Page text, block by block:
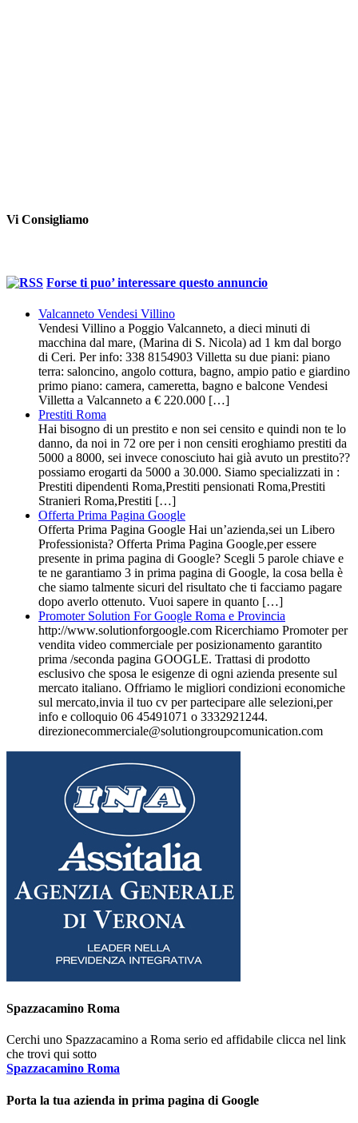
Vi Consigliamo
Forse ti puo’ interessare questo annuncio
Valcanneto Vendesi Villino
Vendesi Villino a Poggio Valcanneto, a dieci minuti di
macchina dal mare, (Marina di S. Nicola) ad 1 km dal borgo
di Ceri. Per info: 338 8154903 Villetta su due piani: piano
terra: saloncino, angolo cottura, bagno, ampio patio e giardino
primo piano: camera, cameretta, bagno e balcone Vendesi
Villetta a Valcanneto a € 220.000 […]
Prestiti Roma
Hai bisogno di un prestito e non sei censito e quindi non te lo
danno, da noi in 72 ore per i non censiti eroghiamo prestiti da
5000 a 8000, sei invece conosciuto hai già avuto un prestito??
possiamo erogarti da 5000 a 30.000. Siamo specializzati in :
Prestiti dipendenti Roma,Prestiti pensionati Roma,Prestiti
Stranieri Roma,Prestiti […]
Offerta Prima Pagina Google
Offerta Prima Pagina Google Hai un’azienda,sei un Libero
Professionista? Offerta Prima Pagina Google,per essere
presente in prima pagina di Google? Scegli 5 parole chiave e
te ne garantiamo 3 in prima pagina di Google, la cosa bella è
che siamo talmente sicuri del risultato che ti facciamo pagare
dopo averlo ottenuto. Vuoi sapere in quanto […]
Promoter Solution For Google Roma e Provincia
http://www.solutionforgoogle.com Ricerchiamo Promoter per
vendita video commerciale per posizionamento garantito
prima /seconda pagina GOOGLE. Trattasi di prodotto
esclusivo che sposa le esigenze di ogni azienda presente sul
mercato italiano. Offriamo le migliori condizioni economiche
sul mercato,invia il tuo cv per partecipare alle selezioni,per
info e colloquio 06 45491071 o 3332921244.
direzionecommerciale@solutiongroupcomunication.com
Spazzacamino Roma
Cerchi uno Spazzacamino a Roma serio ed affidabile clicca nel link
che trovi qui sotto
Spazzacamino Roma
Porta la tua azienda in prima pagina di Google